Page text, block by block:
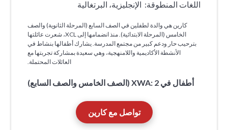
اللغات المنطوقة: الإنجليزية، البرتغالية
كارين هي والدة لطفلين في الصف السابع (المرحلة الثانوية) والصف
الخامس (المرحلة الابتدائية). منذ انضمامها إلى XCL، شعرت عائلتها
بترحيب حار ودعم كبير من مجتمع المدرسة. يشارك أطفالها بنشاط في
الأنشطة الأكاديمية واللامنهجية، وهي سعيدة بمشاركة تجربتها مع
العائلات المحتملة.
أطفال في XWA: 2 (الصف الخامس والصف السابع)
تواصل مع كارين